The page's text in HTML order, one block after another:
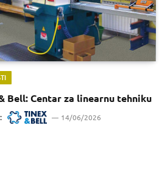
Bell: Centar za linearnu tehniku
14/06/2026